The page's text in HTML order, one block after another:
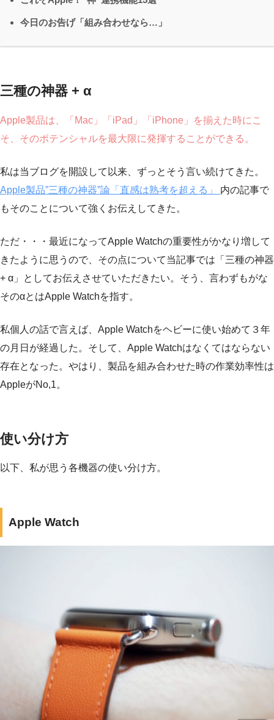
今日のお告げ「組み合わせなら…」
三種の神器 + α
Apple製品は、「Mac」「iPad」「iPhone」を揃えた時にこ
そ、そのポテンシャルを最大限に発揮することができる。
私は当ブログを開設して以来、ずっとそう言い続けてきた。
Apple製品”三種の神器”論「直感は熟考を超える」 内の記事で
もそのことについて強くお伝えしてきた。
ただ・・・最近になってApple Watchの重要性がかなり増して
きたように思うので、その点について当記事では「三種の神器
+ α」としてお伝えさせていただきたい。そう、言わずもがな
そのαとはApple Watchを指す。
私個人の話で言えば、Apple Watchをヘビーに使い始めて３年
の月日が経過した。そして、Apple Watchはなくてはならない
存在となった。やはり、製品を組み合わせた時の作業効率性は
AppleがNo,1。
使い分け方
以下、私が思う各機器の使い分け方。
Apple Watch